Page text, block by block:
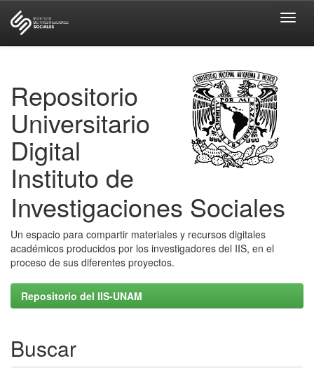
Repositorio
Universitario
Digital
Instituto de
Investigaciones Sociales
Un espacio para compartir materiales y recursos digitales
académicos producidos por los investigadores del IIS, en el
proceso de sus diferentes proyectos.
Repositorio del IIS-UNAM
Buscar